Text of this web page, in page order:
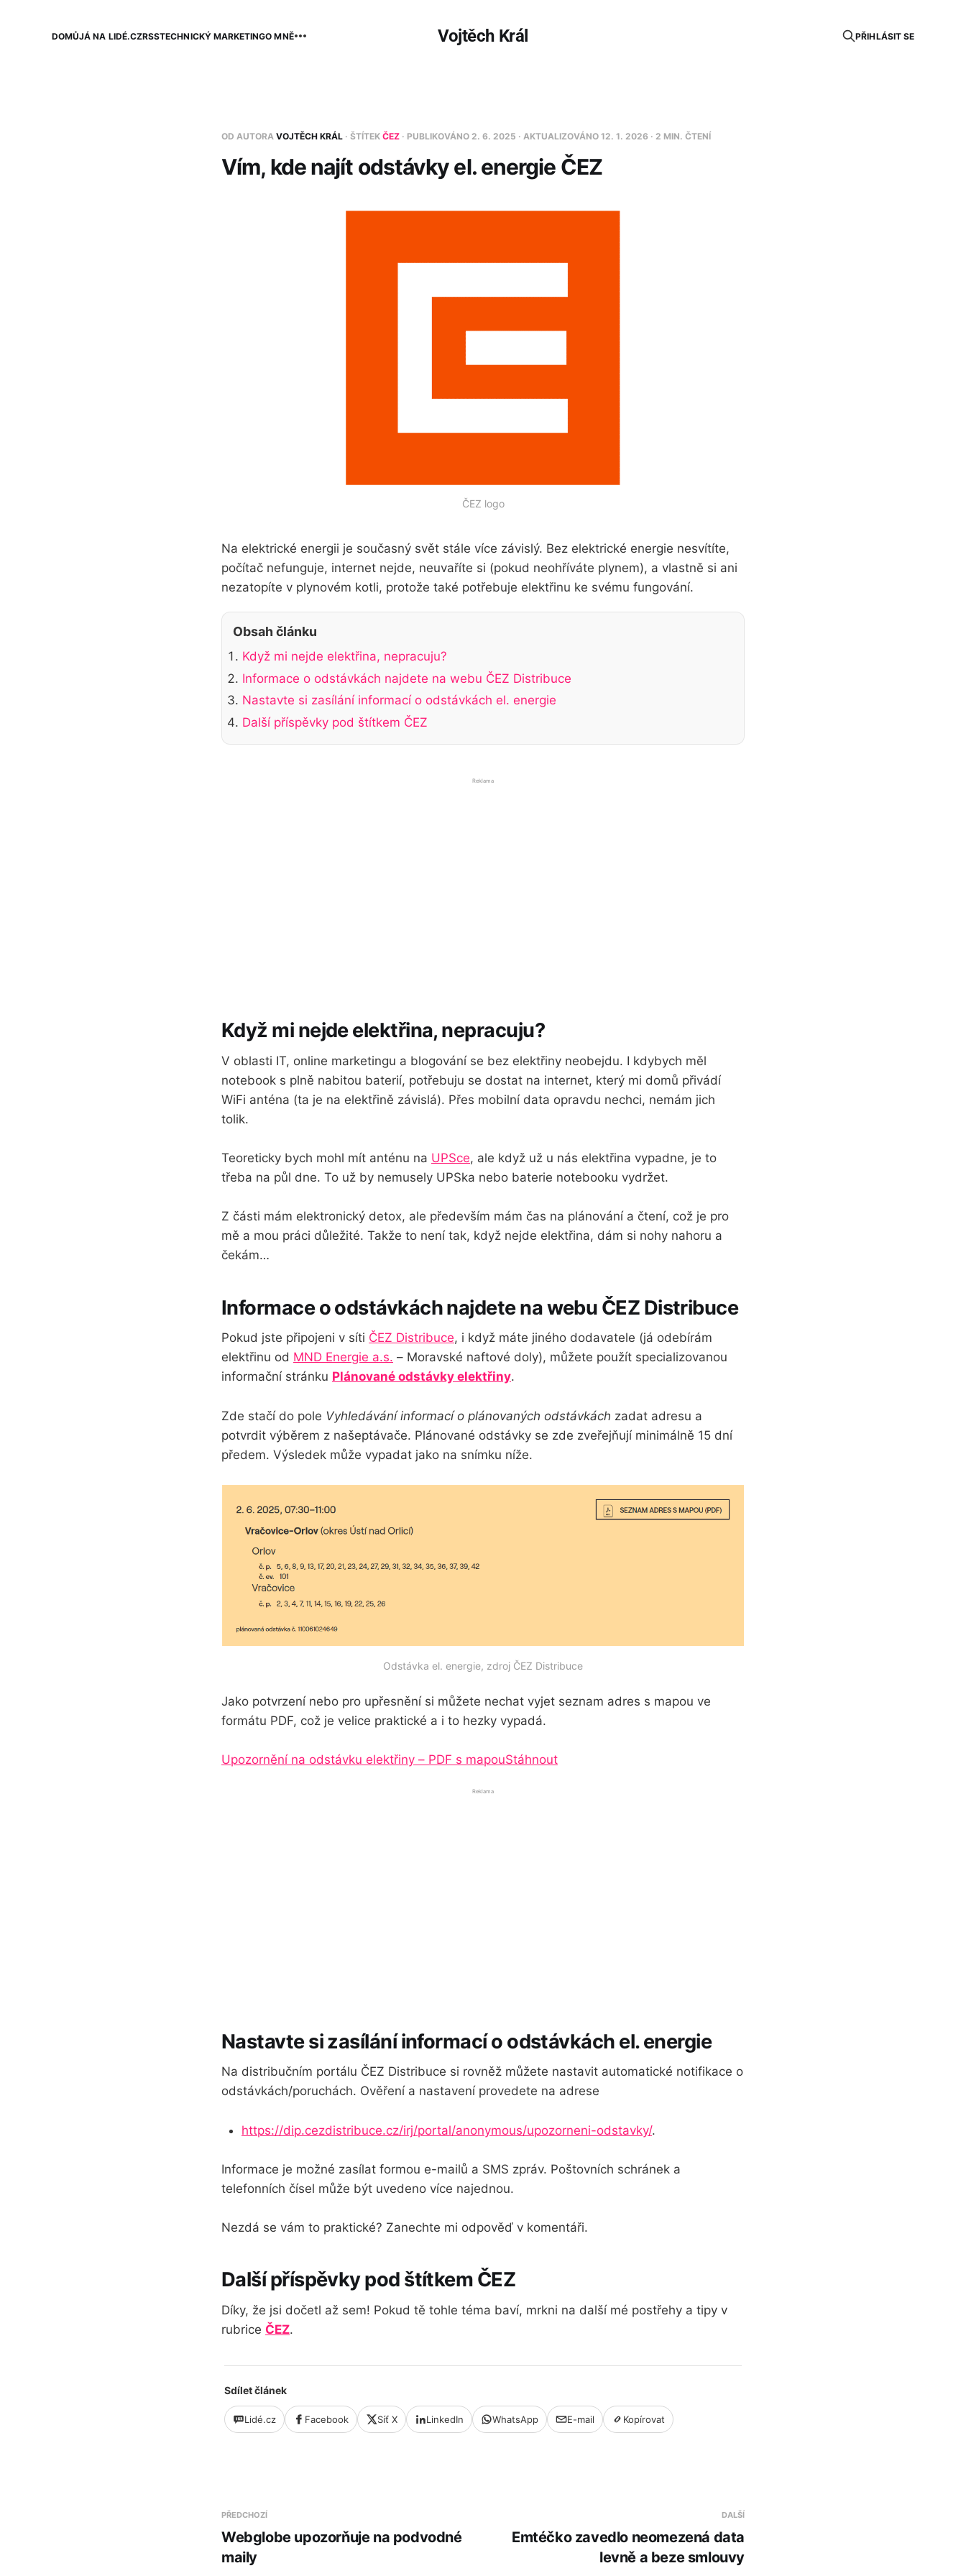
Vojtěch Král
DOMŮJÁ NA LIDÉ.CZRSSTECHNICKÝ MARKETINGO MNĚ PŘIHLÁSIT SE
OD AUTORA VOJTĚCH KRÁL · ŠTÍTEK ČEZ · PUBLIKOVÁNO 2. 6. 2025 · AKTUALIZOVÁNO 12. 1. 2026 · 2 MIN. ČTENÍ
Vím, kde najít odstávky el. energie ČEZ
ČEZ logo
Na elektrické energii je současný svět stále více závislý. Bez elektrické energie nesvítíte,
počítač nefunguje, internet nejde, neuvaříte si (pokud neohříváte plynem), a vlastně si ani
nezatopíte v plynovém kotli, protože také potřebuje elektřinu ke svému fungování.
Obsah článku
Když mi nejde elektřina, nepracuju?
Informace o odstávkách najdete na webu ČEZ Distribuce
Nastavte si zasílání informací o odstávkách el. energie
Další příspěvky pod štítkem ČEZ
Reklama
Když mi nejde elektřina, nepracuju?
V oblasti IT, online marketingu a blogování se bez elektřiny neobejdu. I kdybych měl
notebook s plně nabitou baterií, potřebuju se dostat na internet, který mi domů přivádí
WiFi anténa (ta je na elektřině závislá). Přes mobilní data opravdu nechci, nemám jich
tolik.
Teoreticky bych mohl mít anténu na UPSce, ale když už u nás elektřina vypadne, je to
třeba na půl dne. To už by nemusely UPSka nebo baterie notebooku vydržet.
Z části mám elektronický detox, ale především mám čas na plánování a čtení, což je pro
mě a mou práci důležité. Takže to není tak, když nejde elektřina, dám si nohy nahoru a
čekám…
Informace o odstávkách najdete na webu ČEZ Distribuce
Pokud jste připojeni v síti ČEZ Distribuce, i když máte jiného dodavatele (já odebírám
elektřinu od MND Energie a.s. – Moravské naftové doly), můžete použít specializovanou
informační stránku Plánované odstávky elektřiny.
Zde stačí do pole Vyhledávání informací o plánovaných odstávkách zadat adresu a
potvrdit výběrem z našeptávače. Plánované odstávky se zde zveřejňují minimálně 15 dní
předem. Výsledek může vypadat jako na snímku níže.
Odstávka el. energie, zdroj ČEZ Distribuce
Jako potvrzení nebo pro upřesnění si můžete nechat vyjet seznam adres s mapou ve
formátu PDF, což je velice praktické a i to hezky vypadá.
Upozornění na odstávku elektřiny – PDF s mapouStáhnout
Reklama
Nastavte si zasílání informací o odstávkách el. energie
Na distribučním portálu ČEZ Distribuce si rovněž můžete nastavit automatické notifikace o
odstávkách/poruchách. Ověření a nastavení provedete na adrese
https://dip.cezdistribuce.cz/irj/portal/anonymous/upozorneni-odstavky/.
Informace je možné zasílat formou e-mailů a SMS zpráv. Poštovních schránek a
telefonních čísel může být uvedeno více najednou.
Nezdá se vám to praktické? Zanechte mi odpověď v komentáři.
Další příspěvky pod štítkem ČEZ
Díky, že jsi dočetl až sem! Pokud tě tohle téma baví, mrkni na další mé postřehy a tipy v
rubrice ČEZ.
Sdílet článek
Lidé.cz Facebook Síť X LinkedIn WhatsApp E-mail Kopírovat
PŘEDCHOZÍ
Webglobe upozorňuje na podvodné
maily
DALŠÍ
Emtéčko zavedlo neomezená data
levně a beze smlouvy